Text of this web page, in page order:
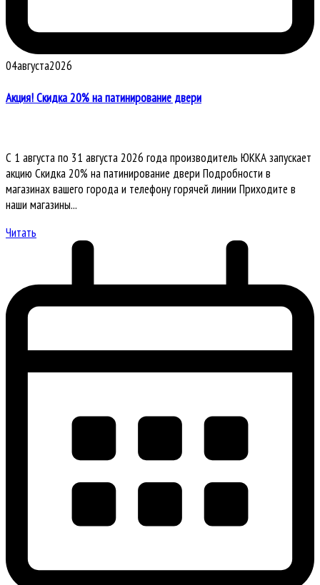
04августа2026
Акция! Скидка 20% на патинирование двери
С 1 августа по 31 августа 2026 года производитель ЮККА запускает
акцию Скидка 20% на патинирование двери Подробности в
магазинах вашего города и телефону горячей линии Приходите в
наши магазины...
Читать